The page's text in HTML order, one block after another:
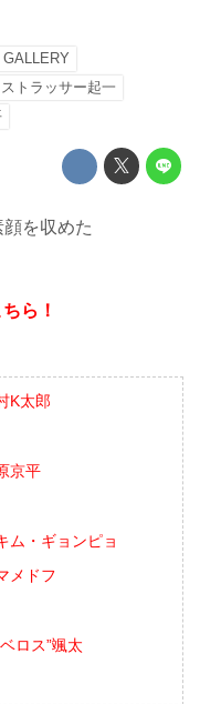
ストラッサー起一
を収めた
ら！
K太郎
京平
ム・ギョンピョ
メドフ
ロス”颯太